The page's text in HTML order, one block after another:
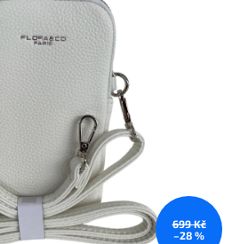
699 Kč
–28 %